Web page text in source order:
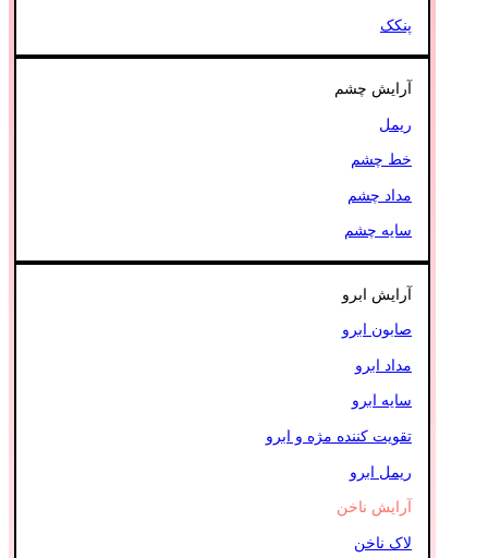
پنکک
آرایش چشم
ریمل
خط چشم
مداد چشم
سایه چشم
آرایش ابرو
صابون ابرو
مداد ابرو
سایه ابرو
تقویت کننده مژه و ابرو
ریمل ابرو
آرایش ناخن
لاک ناخن